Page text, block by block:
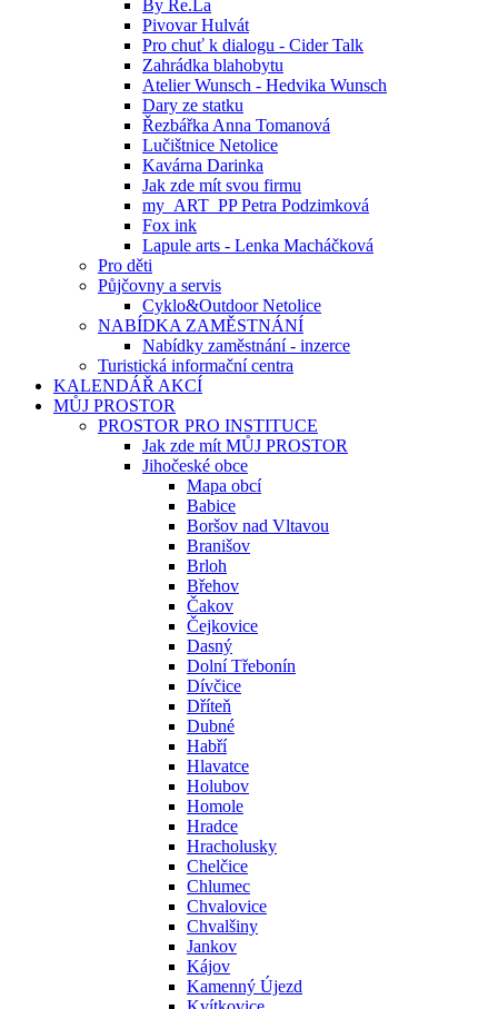
By Re.La
Pivovar Hulvát
Pro chuť k dialogu - Cider Talk
Zahrádka blahobytu
Atelier Wunsch - Hedvika Wunsch
Dary ze statku
Řezbářka Anna Tomanová
Lučištnice Netolice
Kavárna Darinka
Jak zde mít svou firmu
my_ART_PP Petra Podzimková
Fox ink
Lapule arts - Lenka Macháčková
Pro děti
Půjčovny a servis
Cyklo&Outdoor Netolice
NABÍDKA ZAMĚSTNÁNÍ
Nabídky zaměstnání - inzerce
Turistická informační centra
KALENDÁŘ AKCÍ
MŮJ PROSTOR
PROSTOR PRO INSTITUCE
Jak zde mít MŮJ PROSTOR
Jihočeské obce
Mapa obcí
Babice
Boršov nad Vltavou
Branišov
Brloh
Břehov
Čakov
Čejkovice
Dasný
Dolní Třebonín
Dívčice
Dříteň
Dubné
Habří
Hlavatce
Holubov
Homole
Hradce
Hracholusky
Chelčice
Chlumec
Chvalovice
Chvalšiny
Jankov
Kájov
Kamenný Újezd